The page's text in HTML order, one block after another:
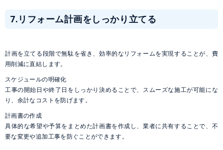
7.リフォーム計画をしっかり立てる
計画を立てる段階で無駄を省き、効率的なリフォームを実現することが、費
用削減に直結します。
スケジュールの明確化
工事の開始日や終了日をしっかり決めることで、スムーズな施工が可能にな
り、余計なコストを防げます。
計画書の作成
具体的な希望や予算をまとめた計画書を作成し、業者に共有することで、不
要な変更や追加工事を防ぐことができます。